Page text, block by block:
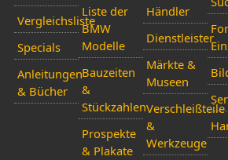
Vergleichsliste
Specials
Anleitungen
& Bücher
Liste der
BMW
Modelle
Bauzeiten
&
Stückzahlen
Prospekte
& Plakate
Händler
Dienstleister
Märkte &
Museen
Verschleißteile
&
Werkzeuge